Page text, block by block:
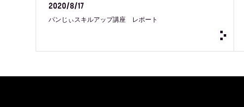
2020/8/17
パンじぃスキルアップ講座 レポート